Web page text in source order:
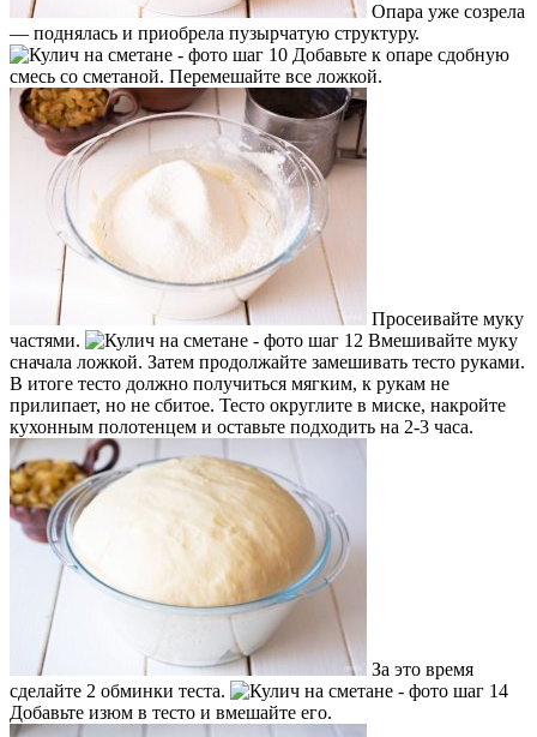
Опара уже созрела
— поднялась и приобрела пузырчатую структуру.
Добавьте к опаре сдобную
смесь со сметаной. Перемешайте все ложкой.
Просеивайте муку
частями.
Вмешивайте муку
сначала ложкой. Затем продолжайте замешивать тесто руками.
В итоге тесто должно получиться мягким, к рукам не
прилипает, но не сбитое. Тесто округлите в миске, накройте
кухонным полотенцем и оставьте подходить на 2-3 часа.
За это время
сделайте 2 обминки теста.
Добавьте изюм в тесто и вмешайте его.